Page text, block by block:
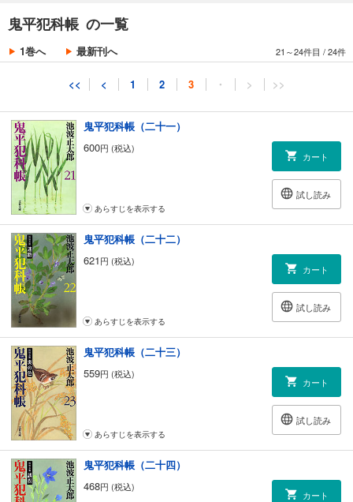
鬼平犯科帳 の一覧
1巻へ 最新刊へ 21～24件目 /24件
<< < 1 2 3 ・ > >>
611
円 (税込)
鬼平犯科帳（二十一）
600円 (税込)
カート
試し読み
あらすじを表示する
鬼平犯科帳（二十二）
621円 (税込)
カート
試し読み
あらすじを表示する
鬼平犯科帳（二十三）
559円 (税込)
カート
試し読み
あらすじを表示する
鬼平犯科帳（二十四）
468円 (税込)
カート